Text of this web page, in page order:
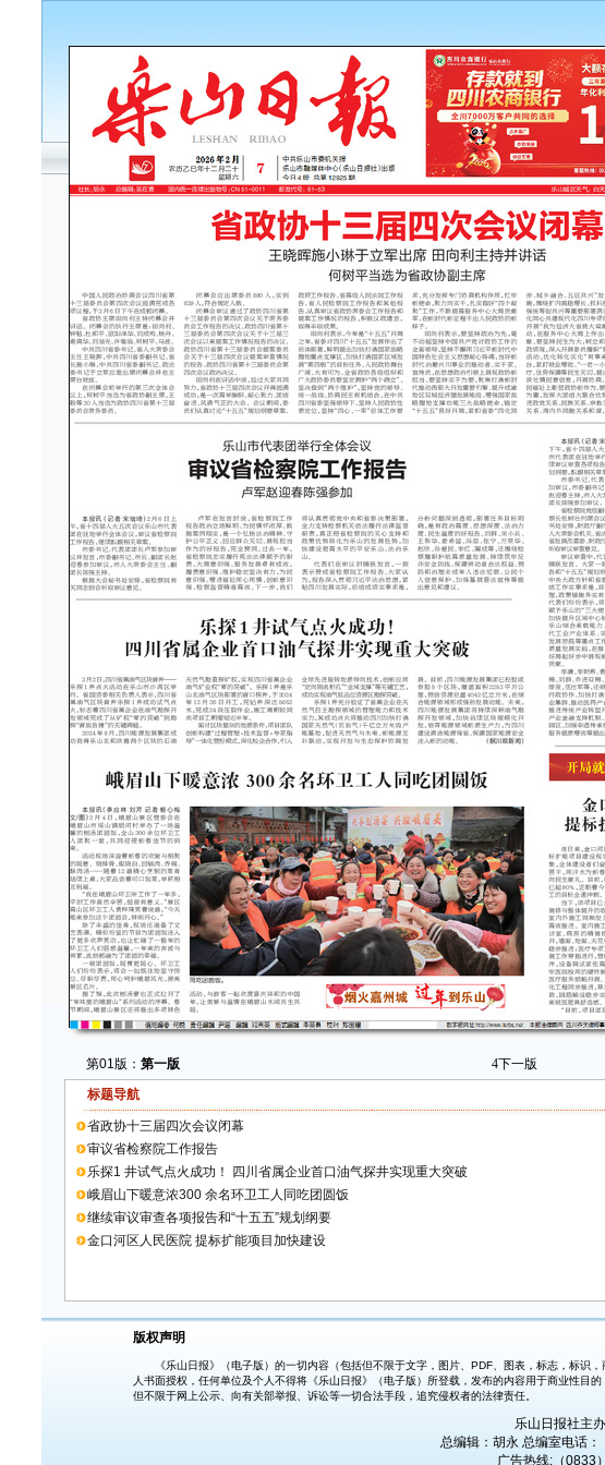
第01版： 第一版 4下一版
标题导航
省政协十三届四次会议闭幕
审议省检察院工作报告
乐探1 井试气点火成功！ 四川省属企业首口油气探井实现重大突破
峨眉山下暖意浓300 余名环卫工人同吃团圆饭
继续审议审查各项报告和“十五五”规划纲要
金口河区人民医院 提标扩能项目加快建设
版权声明
《乐山日报》（电子版）的一切内容（包括但不限于文字，图片、PDF、图表，标志，标识，
人书面授权，任何单位及个人不得将《乐山日报》（电子版）所登载，发布的内容用于商业性目
但不限于网上公示、向有关部举报、诉讼等一切合法手段，追究侵权者的法律责任。
乐山日报社主
总编辑：胡永 总编室电话
广告热线:（0833